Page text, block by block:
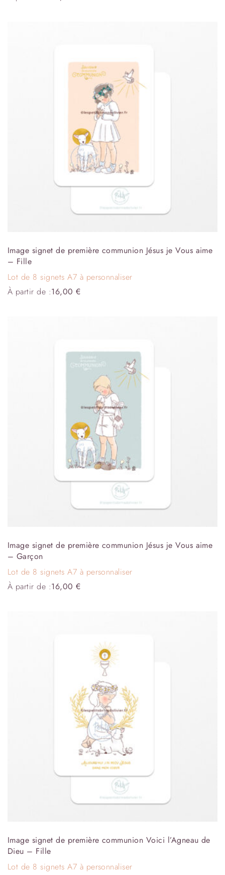
Image signet de première communion Jésus je Vous aime
– Fille
Lot de 8 signets A7 à personnaliser
À partir de :16,00€
Image signet de première communion Jésus je Vous aime
– Garçon
Lot de 8 signets A7 à personnaliser
À partir de :16,00€
Image signet de première communion Voici l’Agneau de
Dieu – Fille
Lot de 8 signets A7 à personnaliser